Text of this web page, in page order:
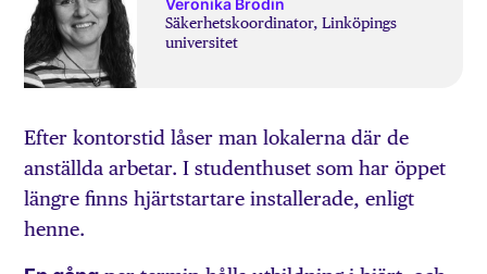
Säkerhetskoordinator, Linköpings
universitet
Efter kontorstid låser man lokalerna där de
anställda arbetar. I studenthuset som har öppet
längre finns hjärtstartare installerade, enligt
henne.